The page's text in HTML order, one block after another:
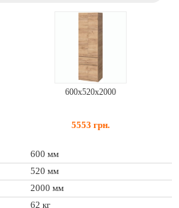
600х520х2000
5553 грн.
600 мм
520 мм
2000 мм
62 кг